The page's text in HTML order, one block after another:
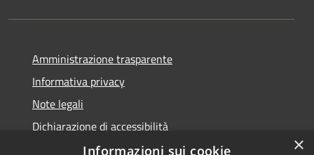
Amministrazione trasparente
Informativa privacy
Note legali
Dichiarazione di accessibilità
×
Informazioni sui cookie